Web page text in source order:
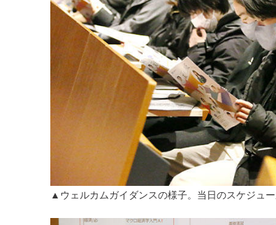
▲ウェルカムガイダンスの様子。当日のスケジュ